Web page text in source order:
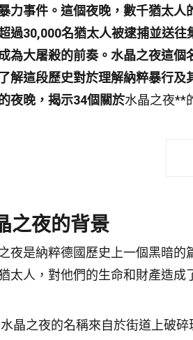
力事件。這個夜晚，數千猶太
過30,000名猶太人被逮捕並送
為大屠殺的前奏。 水晶之夜這個
解這段歷史對於理解納粹暴行及
夜晚，揭示34個關於水晶之夜**
之夜的背景
夜是納粹德國歷史上一個黑暗
太人，對他們的生命和財產造成
水晶之夜的名稱來自於街道上破